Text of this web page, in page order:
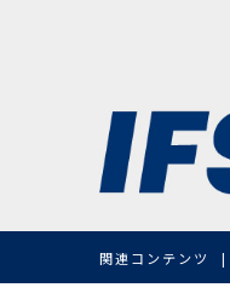
関連コンテンツ